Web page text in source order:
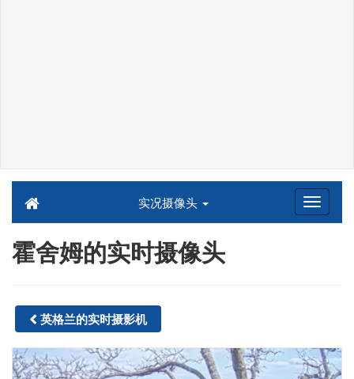
实况摄像头
霍舍姆的实时摄像头
英格兰的实时摄影机